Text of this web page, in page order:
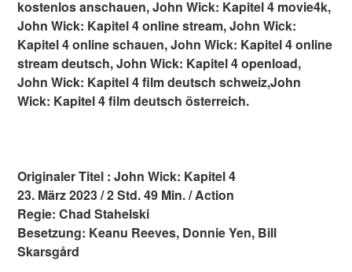
kostenlos anschauen, John Wick: Kapitel 4 movie4k,
John Wick: Kapitel 4 online stream, John Wick:
Kapitel 4 online schauen, John Wick: Kapitel 4 online
stream deutsch, John Wick: Kapitel 4 openload,
John Wick: Kapitel 4 film deutsch schweiz,John
Wick: Kapitel 4 film deutsch österreich.
Originaler Titel : John Wick: Kapitel 4
23. März 2023 / 2 Std. 49 Min. / Action
Regie: Chad Stahelski
Besetzung: Keanu Reeves, Donnie Yen, Bill
Skarsgård